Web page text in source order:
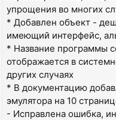
упрощения во многих
* Добавлен объект -
имеющий интерфейс,
* Название программы
отображается в
других случаях
* В документацию
эмулятора на 10
- Исправлена ошибка,